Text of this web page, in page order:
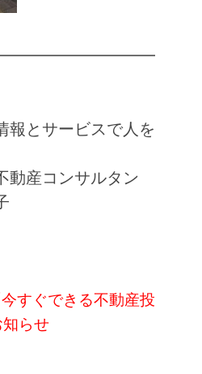
報とサービスで人を
動産コンサルタン
すぐできる不動産投
らせ